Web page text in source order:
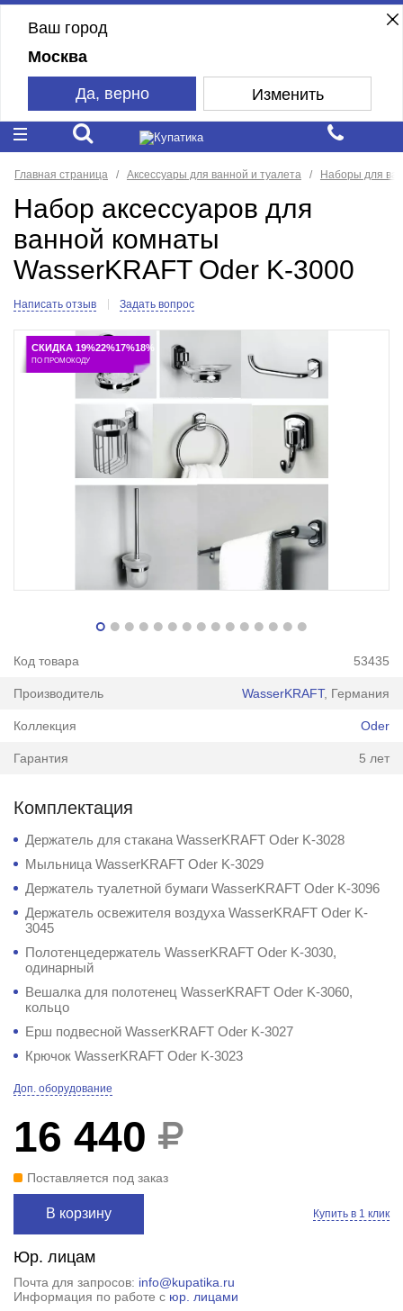
Ваш город
Москва
Да, верно Изменить
Главная страница Аксессуары для ванной и туалета Наборы для
Набор аксессуаров для
ванной комнаты
WasserKRAFT Oder K-3000
Написать отзыв Задать вопрос
СКИДКА 19%22%17%18%
ПО ПРОМОКОДУ
Код товара 53435
Производитель WasserKRAFT, Германия
Коллекция Oder
Гарантия 5 лет
Комплектация
Держатель для стакана WasserKRAFT Oder K-3028
Мыльница WasserKRAFT Oder K-3029
Держатель туалетной бумаги WasserKRAFT Oder K-3096
Держатель освежителя воздуха WasserKRAFT Oder K-
3045
Полотенцедержатель WasserKRAFT Oder K-3030,
одинарный
Вешалка для полотенец WasserKRAFT Oder K-3060,
кольцо
Ерш подвесной WasserKRAFT Oder K-3027
Крючок WasserKRAFT Oder K-3023
Доп. оборудование
16 440
Поставляется под заказ
В корзину Купить в 1 клик
Юр. лицам
Почта для запросов: info@kupatika.ru
Информация по работе с юр. лицами